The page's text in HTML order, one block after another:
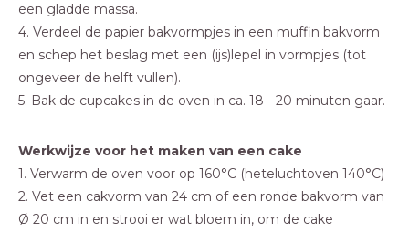
een gladde massa.
4. Verdeel de papier bakvormpjes in een muffin bakvorm
en schep het beslag met een (ijs)lepel in vormpjes (tot
ongeveer de helft vullen).
5. Bak de cupcakes in de oven in ca. 18 - 20 minuten gaar.
Werkwijze voor het maken van een cake
1. Verwarm de oven voor op 160°C (heteluchtoven 140°C)
2. Vet een cakvorm van 24 cm of een ronde bakvorm van
Ø 20 cm in en strooi er wat bloem in, om de cake